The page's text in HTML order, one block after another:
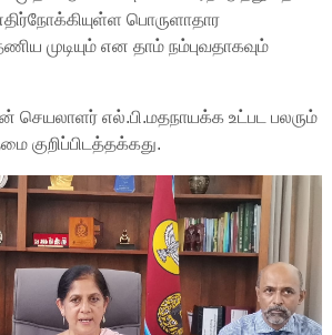
பொருளாதார
முடியும் என தாம் நம்புவதாகவும்
செயலாளர் எல்.பி.மதநாயக்க உட்பட பலரும்
குறிப்பிடத்தக்கது.